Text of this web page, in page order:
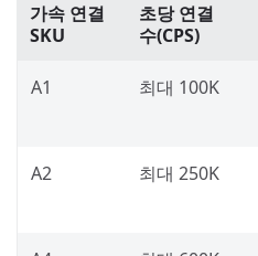
가속 연결
SKU
초당 연결
수(CPS)
A1 최대 100K
A2 최대 250K